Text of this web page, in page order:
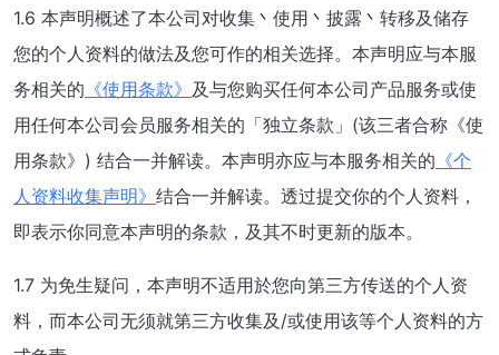
1.6 本声明概述了本公司对收集丶使用丶披露丶转移及储存
您的个人资料的做法及您可作的相关选择。本声明应与本服
务相关的 《使用条款》 及与您购买任何本公司产品服务或使
用任何本公司会员服务相关的「独立条款」(该三者合称《使
用条款》) 结合一并解读。本声明亦应与本服务相关的 《个
人资料收集声明》 结合一并解读。透过提交你的个人资料，
即表示你同意本声明的条款，及其不时更新的版本。
1.7 为免生疑问，本声明不适用於您向第三方传送的个人资
料，而本公司无须就第三方收集及/或使用该等个人资料的方